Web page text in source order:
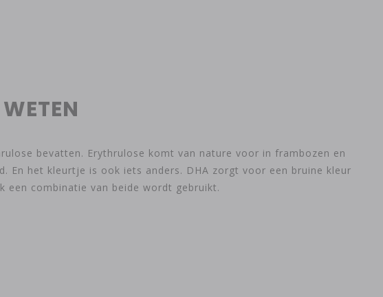
bevatten. Erythrulose komt van nature voor in frambozen en
het kleurtje is ook iets anders. DHA zorgt voor een bruine kleur
combinatie van beide wordt gebruikt.